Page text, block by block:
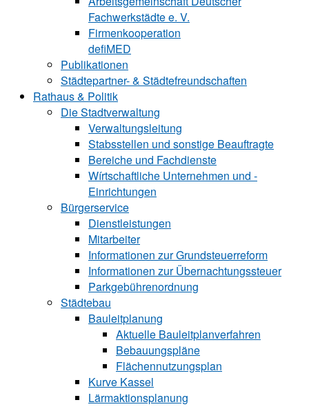
Fachwerkstädte e. V.
Firmenkooperation
defiMED
Publikationen
Städtepartner- & Städtefreundschaften
Rathaus & Politik
Die Stadtverwaltung
Verwaltungsleitung
Stabsstellen und ­sonstige Beauftragte
Bereiche und ­Fachdienste
Wírtschaftliche ­Unternehmen und ­
Einrichtungen
Bürgerservice
Dienstleistungen
Mitarbeiter
Informationen zur Grund‍steu‍er‍re‍form
Informationen zur Über‍nachtungssteuer
Parkgebührenordnung
Städtebau
Bauleitplanung
Aktuelle Bauleitplanverfahren
Bebauungspläne
Flächennutzungsplan
Kurve Kassel
Lärmaktionsplanung